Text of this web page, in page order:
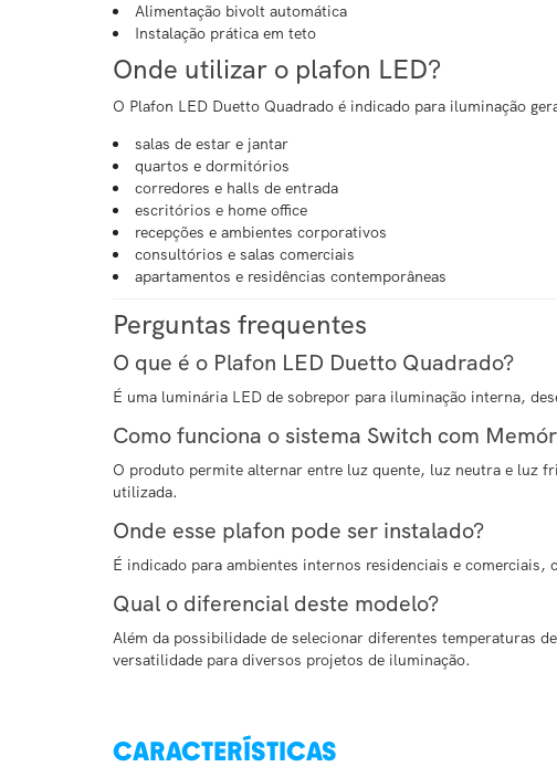
Alimentação bivolt automática
Instalação prática em teto
Onde utilizar o plafon LED?
O Plafon LED Duetto Quadrado é indicado para iluminação
salas de estar e jantar
quartos e dormitórios
corredores e halls de entrada
escritórios e home office
recepções e ambientes corporativos
consultórios e salas comerciais
apartamentos e residências contemporâneas
Perguntas frequentes
O que é o Plafon LED Duetto Quadrado?
É uma luminária LED de sobrepor para iluminação interna,
Como funciona o sistema Switch com
O produto permite alternar entre luz quente, luz neutra e luz
utilizada.
Onde esse plafon pode ser instalado?
É indicado para ambientes internos residenciais e
Qual o diferencial deste modelo?
Além da possibilidade de selecionar diferentes temperaturas
versatilidade para diversos projetos de iluminação.
CARACTERÍSTICAS